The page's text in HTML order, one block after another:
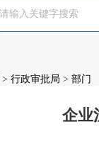
> 行政审批局 > 部门
企业